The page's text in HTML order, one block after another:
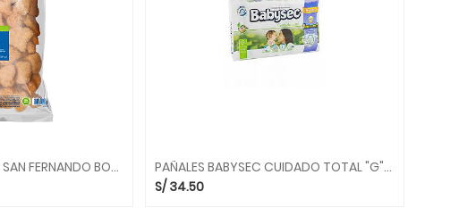
NUGGETS DE POLLO SAN FERNANDO BOLSA 2KG
PAÑALES BABYSEC CUIDADO TOTAL "G" 44 UND.
S/ 34.50